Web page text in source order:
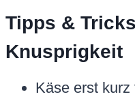
Tipps &
Knusprigkeit
Käse erst